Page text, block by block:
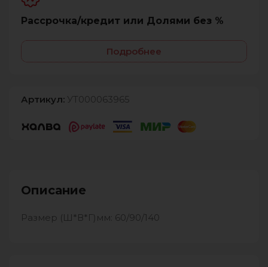
Рассрочка/кредит или Долями без %
Подробнее
Артикул: УТ000063965
Описание
Размер (Ш*В*Г)мм: 60/90/140